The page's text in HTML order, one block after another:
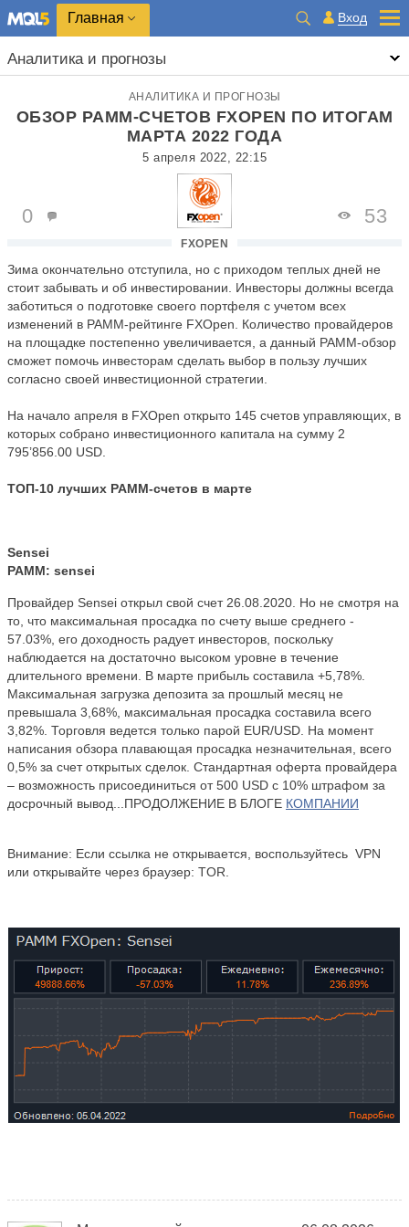
Главная Вход
Аналитика и прогнозы
АНАЛИТИКА И ПРОГНОЗЫ
ОБЗОР PAMM-СЧЕТОВ FXOPEN ПО ИТОГАМ
МАРТА 2022 ГОДА
5 апреля 2022, 22:15
FXOPEN
0 53
Зима окончательно отступила, но с приходом теплых дней не
стоит забывать и об инвестировании. Инвесторы должны всегда
заботиться о подготовке своего портфеля с учетом всех
изменений в PAMM-рейтинге FXOpen. Количество провайдеров
на площадке постепенно увеличивается, а данный PAMM-обзор
сможет помочь инвесторам сделать выбор в пользу лучших
согласно своей инвестиционной стратегии.
На начало апреля в FXOpen открыто 145 счетов управляющих, в
которых собрано инвестиционного капитала на сумму 2
795’856.00 USD.
ТОП-10 лучших PAMM-счетов в марте
Sensei
PAMM: sensei
Провайдер Sensei открыл свой счет 26.08.2020. Но не смотря на
то, что максимальная просадка по счету выше среднего -
57.03%, его доходность радует инвесторов, поскольку
наблюдается на достаточно высоком уровне в течение
длительного времени. В марте прибыль составила +5,78%.
Максимальная загрузка депозита за прошлый месяц не
превышала 3,68%, максимальная просадка составила всего
3,82%. Торговля ведется только парой EUR/USD. На момент
написания обзора плавающая просадка незначительная, всего
0,5% за счет открытых сделок. Стандартная оферта провайдера
– возможность присоединиться от 500 USD с 10% штрафом за
досрочный вывод...ПРОДОЛЖЕНИЕ В БЛОГЕ КОМПАНИИ
Внимание: Если ссылка не открывается, воспользуйтесь VPN
или открывайте через браузер: TOR.